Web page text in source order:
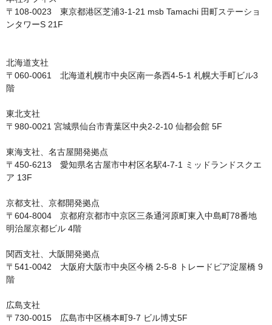
〒108-0023　東京都港区芝浦3-1-21 msb Tamachi 田町ステーショ
ンタワーS 21F
北海道支社
〒060-0061　北海道札幌市中央区南一条西4-5-1 札幌大手町ビル3
階
東北支社
〒980-0021 宮城県仙台市青葉区中央2-2-10 仙都会館 5F
東海支社、名古屋開発拠点
〒450-6213　愛知県名古屋市中村区名駅4-7-1 ミッドランドスクエ
ア 13F
京都支社、京都開発拠点
〒604-8004　京都府京都市中京区三条通河原町東入中島町78番地
明治屋京都ビル 4階
関西支社、大阪開発拠点
〒541-0042　大阪府大阪市中央区今橋 2-5-8 トレードピア淀屋橋 9
階
広島支社
〒730-0015　広島市中区橋本町9-7 ビル博丈5F